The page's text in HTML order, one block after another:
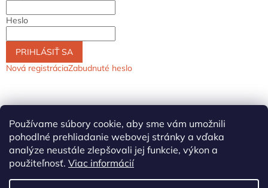
Používame súbory cookie, aby sme vám umožnili
pohodlné prehliadanie webovej stránky a vďaka
analýze neustále zlepšovali jej funkcie, výkon a
použiteľnosť. Viac informácií
Heslo
PRIHLÁSIŤ SA
Nová registráciaZabudnuté heslo